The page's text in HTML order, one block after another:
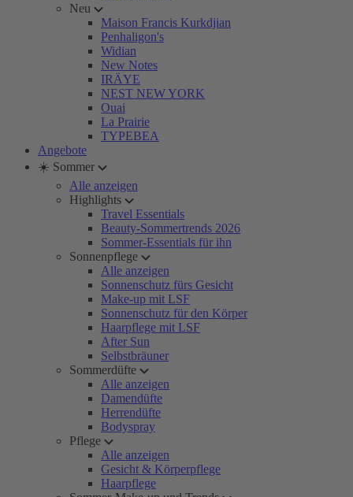
Neu
Maison Francis Kurkdjian
Penhaligon's
Widian
New Notes
IRÄYE
NEST NEW YORK
Ouai
La Prairie
TYPEBEA
Angebote
☀️ Sommer
Alle anzeigen
Highlights
Travel Essentials
Beauty-Sommertrends 2026
Sommer-Essentials für ihn
Sonnenpflege
Alle anzeigen
Sonnenschutz fürs Gesicht
Make-up mit LSF
Sonnenschutz für den Körper
Haarpflege mit LSF
After Sun
Selbstbräuner
Sommerdüfte
Alle anzeigen
Damendüfte
Herrendüfte
Bodyspray
Pflege
Alle anzeigen
Gesicht & Körperpflege
Haarpflege